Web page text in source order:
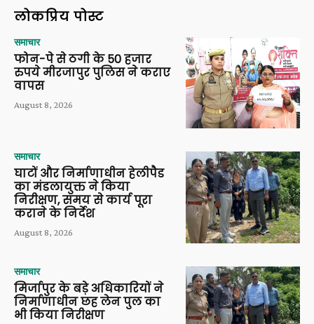
लोकप्रिय पोस्ट
समाचार
फोन-पे से ठगी के 50 हजार
रुपये मीरजापुर पुलिस ने कराए
वापस
August 8, 2026
समाचार
घाटों और निर्माणाधीन हेलीपैड
का मंडलायुक्त ने किया
निरीक्षण, समय से कार्य पूरा
कराने के निर्देश
August 8, 2026
समाचार
मिर्जापुर के बड़े अधिकारियों ने
निर्माणाधीन छह लेन पुल का
भी किया निरीक्षण